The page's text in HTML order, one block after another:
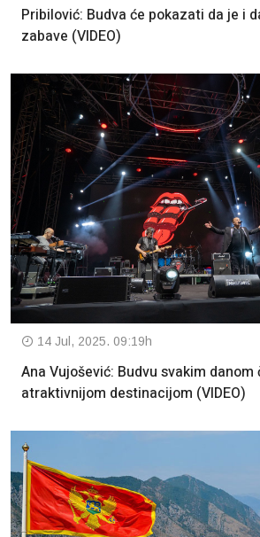
Pribilović: Budva će pokazati da je i
zabave (VIDEO)
14 Jul, 2025. 09:19h
Ana Vujošević: Budvu svakim
atraktivnijom destinacijom (VIDEO)